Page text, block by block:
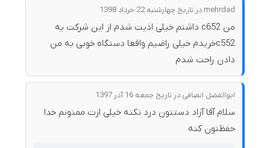
mehrdad در تاریخ چهارشنبه 22 خرداد 1398
من c652 داشتم خیلی اذیت شدم از این شرکت یه
c552خریدم خیلی راضیم واقعا دستگاه خوبی به من
دادن راحت شدم
ابوالفضل انصافی در تاریخ جمعه 16 آذر 1397
سلام آقا آزاد دستتون درد نکنه خیلی ازت ممنونم خدا
حفظتون کنه